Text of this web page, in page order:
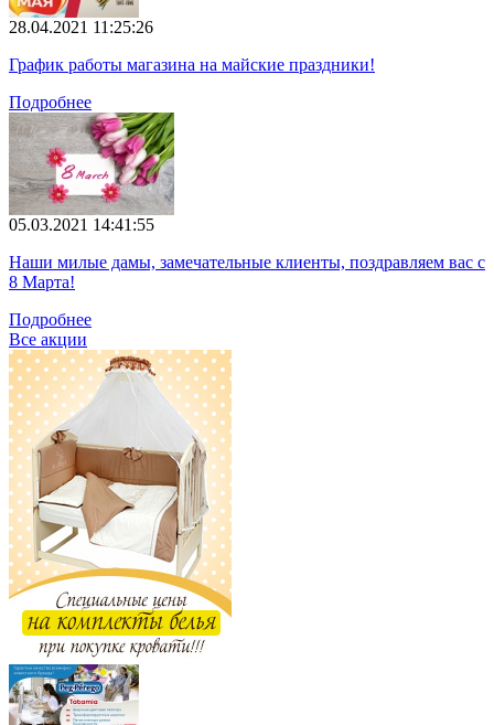
28.04.2021 11:25:26
График работы магазина на майские праздники!
Подробнее
05.03.2021 14:41:55
Наши милые дамы, замечательные клиенты, поздравляем вас с
8 Марта!
Подробнее
Все акции